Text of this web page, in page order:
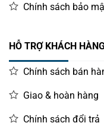
Chính sách bảo
HỖ TRỢ KHÁCH HÀNG
Chính sách bán
Giao & hoàn hàng
Chính sách đổi trả